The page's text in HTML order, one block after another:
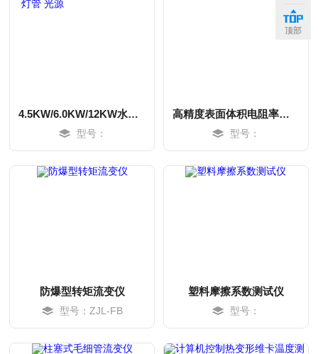
4.5KW/6.0KW/12KW水冷氙灯灯管 光源
型号：
高精度表面体积电阻率测试仪
型号：
防爆型转矩流变仪
型号：ZJL-FB
塑料摩擦系数测试仪
型号：
顶部